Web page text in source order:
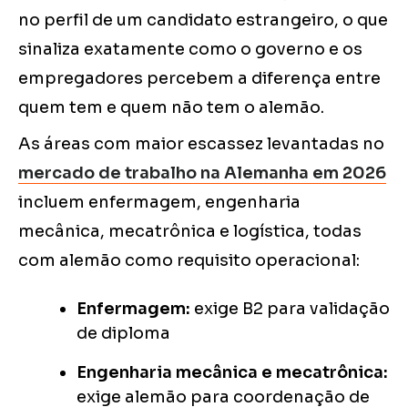
no perfil de um candidato estrangeiro, o que
sinaliza exatamente como o governo e os
empregadores percebem a diferença entre
quem tem e quem não tem o alemão.
As áreas com maior escassez levantadas no
mercado de trabalho na Alemanha em 2026
incluem enfermagem, engenharia
mecânica, mecatrônica e logística, todas
com alemão como requisito operacional:
Enfermagem: exige B2 para validação
de diploma
Engenharia mecânica e mecatrônica:
exige alemão para coordenação de